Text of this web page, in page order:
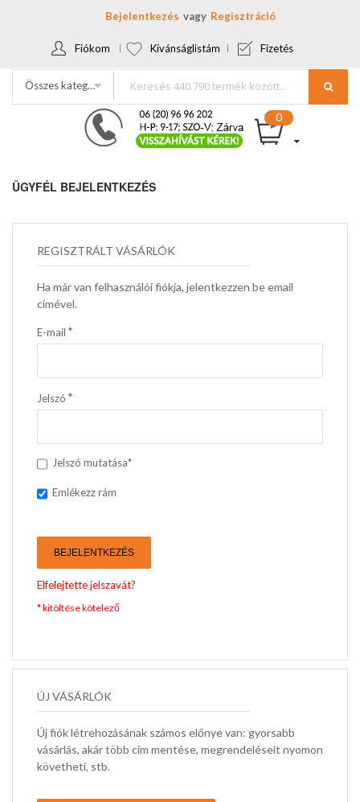
Bejelentkezés Regisztráció
Fiókom Kívánságlistám Fizetés
Összes kategória
ÜGYFÉL BEJELENTKEZÉS
REGISZTRÁLT VÁSÁRLÓK
Ha már van felhasználói fiókja, jelentkezzen be email
címével.
E-mail
Jelszó
Jelszó mutatása*
Emlékezz rám
BEJELENTKEZÉS
Elfelejtette jelszavát?
ÚJ VÁSÁRLÓK
Új fiók létrehozásának számos előnye van: gyorsabb
vásárlás, akár több cím mentése, megrendeléseit nyomon
követheti, stb.